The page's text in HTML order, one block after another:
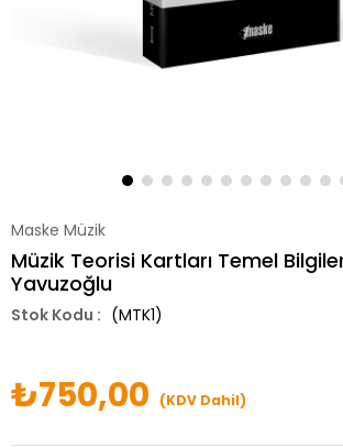
Maske Müzik
Müzik Teorisi Kartları Temel
Yavuzoğlu
(MTK1)
₺750,00 (KDV Dahil)